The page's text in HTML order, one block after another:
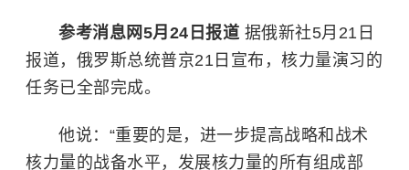
参考消息网5月24日报道 据俄新社5月21日
报道，俄罗斯总统普京21日宣布，核力量演习的
任务已全部完成。
他说：“重要的是，进一步提高战略和战术
核力量的战备水平，发展核力量的所有组成部